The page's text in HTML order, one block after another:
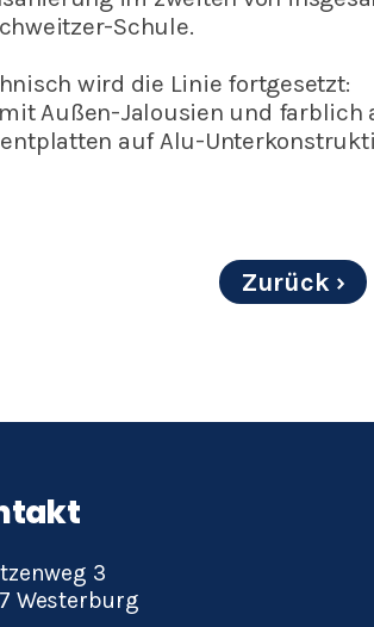
Schule.
wird die Linie fortgesetzt:
Außen-Jalousien und farblich
auf Alu-
Zurück
3
Westerburg